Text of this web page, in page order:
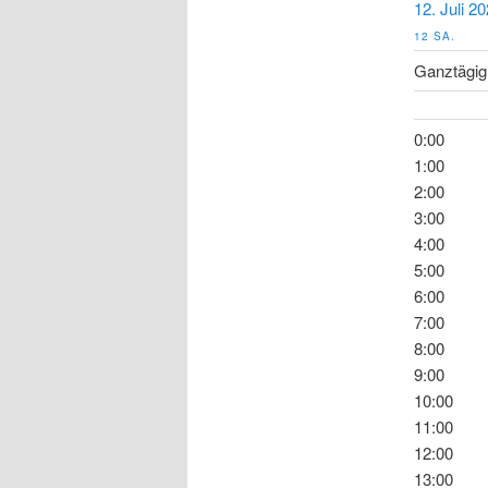
12. Juli
12 SA.
Ganztägig
0:00
1:00
2:00
3:00
4:00
5:00
6:00
7:00
8:00
9:00
10:00
11:00
12:00
13:00